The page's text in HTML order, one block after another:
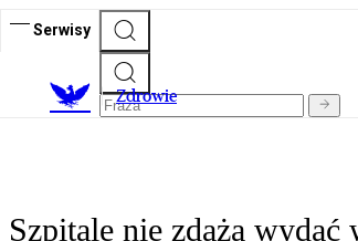
Serwisy
Zdrowie
Szpitale nie zdążą